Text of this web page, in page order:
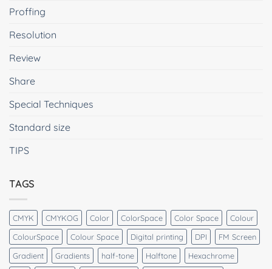
Proffing
Resolution
Review
Share
Special Techniques
Standard size
TIPS
TAGS
CMYK CMYKOG Color ColorSpace Color Space
Colour
ColourSpace
Colour Space Digital printing DPI
FM Screen
Gradient
Gradients half-tone Halftone
Hexachrome